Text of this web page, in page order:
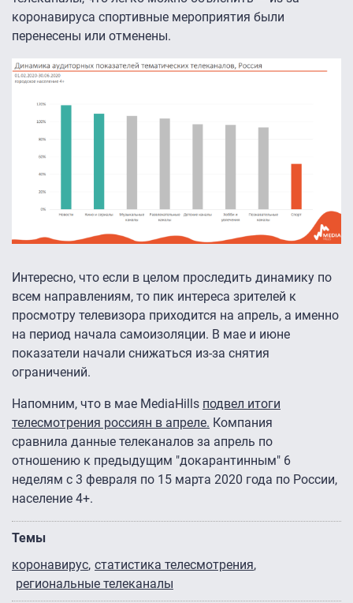
коронавируса спортивные мероприятия были
перенесены или отменены.
Интересно, что если в целом проследить динамику по
всем направлениям, то пик интереса зрителей к
просмотру телевизора приходится на апрель, а именно
на период начала самоизоляции. В мае и июне
показатели начали снижаться из-за снятия
ограничений.
Напомним, что в мае MediaHills подвел итоги
телесмотрения россиян в апреле. Компания
сравнила данные телеканалов за апрель по
отношению к предыдущим "докарантинным" 6
неделям с 3 февраля по 15 марта 2020 года по России,
население 4+.
Темы
коронавирус статистика телесмотрения
региональные телеканалы